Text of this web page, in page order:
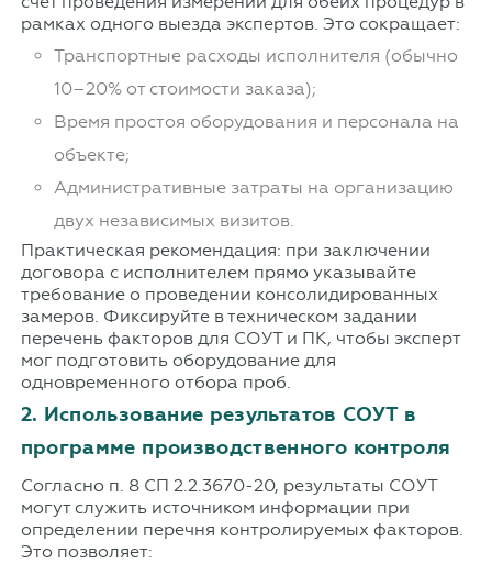
рамках одного выезда экспертов. Это сокращает:
Транспортные расходы исполнителя (обычно
10–20% от стоимости заказа);
Время простоя оборудования и персонала на
объекте;
Административные затраты на организацию
двух независимых визитов.
Практическая рекомендация: при заключении
договора с исполнителем прямо указывайте
требование о проведении консолидированных
замеров. Фиксируйте в техническом задании
перечень факторов для СОУТ и ПК, чтобы эксперт
мог подготовить оборудование для
одновременного отбора проб.
2. Использование результатов СОУТ в
программе производственного контроля
Согласно п. 8 СП 2.2.3670-20, результаты СОУТ
могут служить источником информации при
определении перечня контролируемых факторов.
Это позволяет: